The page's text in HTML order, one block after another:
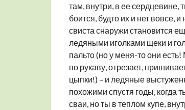
там, внутри, в ее сердцевине,
боится, будто их и нет вовсе,
свиста снаружи становится
ледяными иголками щеки и
пальто (но у меня-то они
по рукаву, отрезает,
цыпки!) – и ледяные
похожими спустя годы,
сваи, но ты в теплом купе,